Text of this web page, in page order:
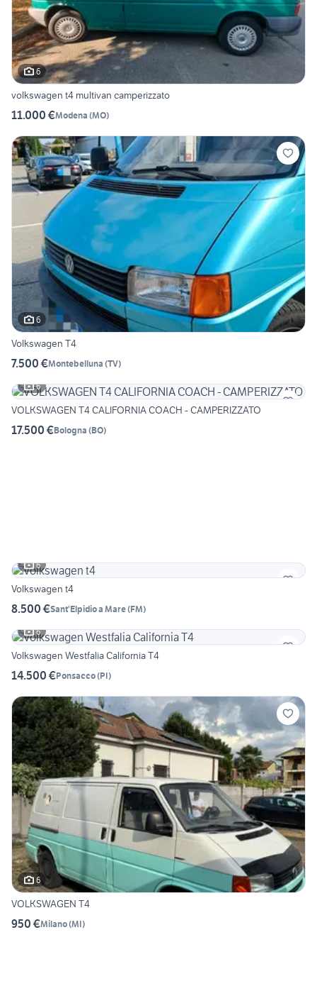
6
volkswagen t4 multivan camperizzato
11.000 €Modena (MO)
6
Volkswagen T4
7.500 €Montebelluna (TV)
6
VOLKSWAGEN T4 CALIFORNIA COACH - CAMPERIZZATO
17.500 €Bologna (BO)
6
Volkswagen t4
8.500 €Sant'Elpidio a Mare(FM)
6
Volkswagen Westfalia California T4
14.500 €Ponsacco(PI)
6
VOLKSWAGEN T4
950 €Milano(MI)